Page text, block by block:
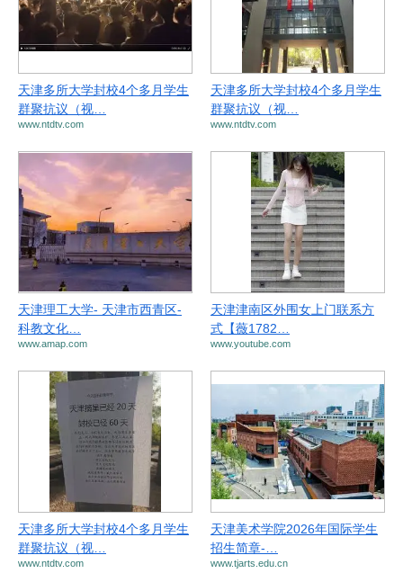
天津多所大学封校4个多月学生
群聚抗议（视…
www.ntdtv.com
天津多所大学封校4个多月学生
群聚抗议（视…
www.ntdtv.com
天津理工大学- 天津市西青区-
科教文化…
www.amap.com
天津津南区外围女上门联系方
式【薇1782…
www.youtube.com
天津多所大学封校4个多月学生
群聚抗议（视…
www.ntdtv.com
天津美术学院2026年国际学生
招生简章-…
www.tjarts.edu.cn